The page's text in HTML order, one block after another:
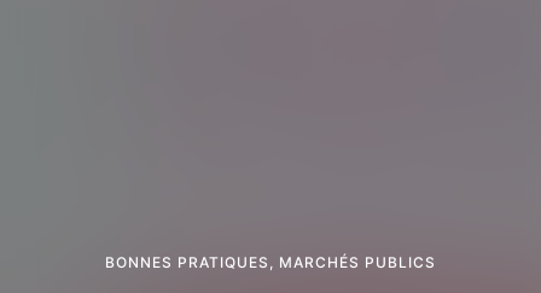
BONNES PRATIQUES , MARCHÉS PUBLICS